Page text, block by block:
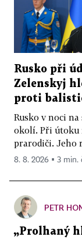
Rusko při
Zelenskyj
proti
Rusko v noci
okolí. Při útoku
prarodiči. Jeho
8. 8. 2026 ▪ 3 min.
PETR
„Prolhaný